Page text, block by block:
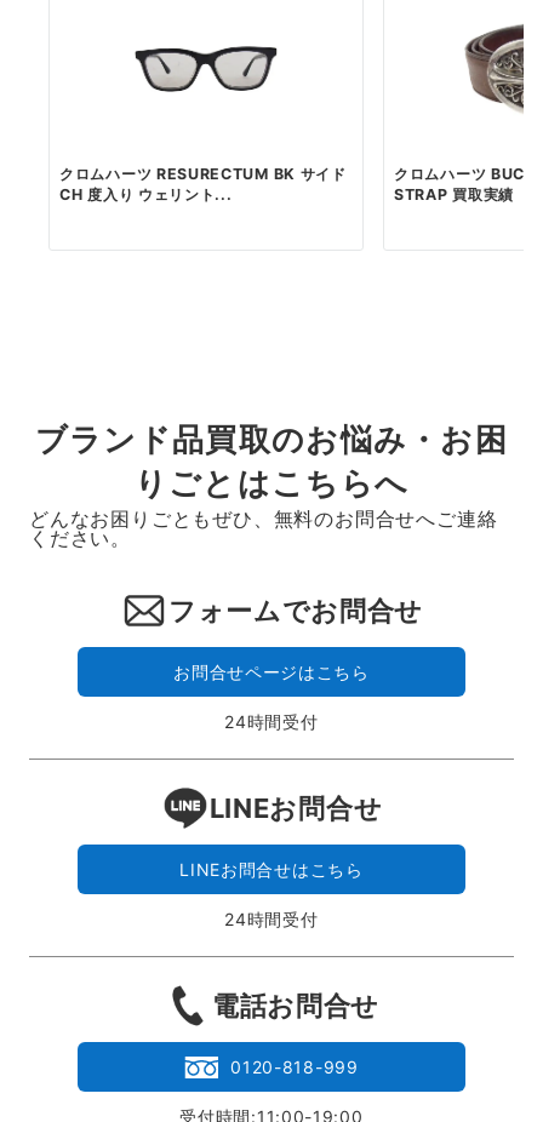
クロムハーツ RESURECTUM BK サイド
CH 度入り ウェリント...
クロムハーツ
STRAP 買取実績
ブランド品買取のお悩み・お困
りごとはこちらへ
どんなお困りごともぜひ、無料のお問合せへご連絡
ください。
フォームでお問合せ
お問合せページはこちら
24時間受付
LINEお問合せ
LINEお問合せはこちら
24時間受付
電話お問合せ
0120-818-999
受付時間:11:00-19:00